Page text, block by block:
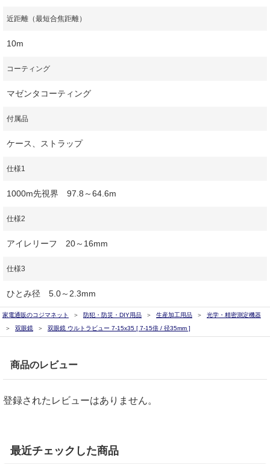
近距離（最短合焦距離）
10m
コーティング
マゼンタコーティング
付属品
ケース、ストラップ
仕様1
1000m先視界 97.8～64.6m
仕様2
アイレリーフ 20～16mm
仕様3
ひとみ径 5.0～2.3mm
家電通販のコジマネット 防犯・防災・DIY用品 生産加工用品
光学・精密測定機器
双眼鏡
双眼鏡 ウルトラビュー 7-15x35 [ 7-15倍 / 径35mm ]
商品のレビュー
登録されたレビューはありません。
最近チェックした商品